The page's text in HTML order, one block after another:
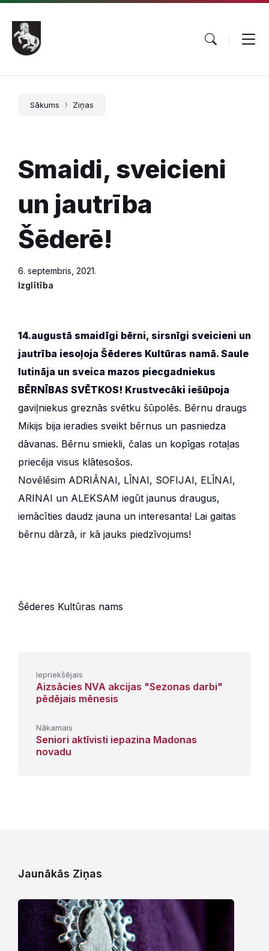
Pāriet
saturu
Skip
main
navigation
Skip
footer
Sākums Ziņas
Smaidi, sveicieni
un jautrība
Šēderē!
6. septembris, 2021.
Izglītība
14.augustā smaidīgi bērni, sirsnīgi sveicieni un
jautrība iesoļoja Šēderes Kultūras namā. Saule
lutināja un sveica mazos piecgadniekus
BĒRNĪBAS SVĒTKOS! Krustvecāki iešūpoja
gaviļniekus greznās svētku šūpolēs. Bērnu draugs
Mikijs bija ieradies sveikt bērnus un pasniedza
dāvanas. Bērnu smiekli, čalas un kopīgas rotaļas
priecēja visus klātesošos.
Novēlēsim ADRIĀNAI, LĪNAI, SOFIJAI, ELĪNAI,
ARINAI un ALEKSAM iegūt jaunus draugus,
iemācīties daudz jauna un interesanta! Lai gaitas
bērnu dārzā, ir kā jauks piedzīvojums!
Šēderes Kultūras nams
Iepriekšējais
Aizsācies NVA akcijas "Sezonas darbi"
pēdējais mēnesis
Nākamais
Seniori aktīvisti iepazina Madonas
novadu
Jaunākās Ziņas